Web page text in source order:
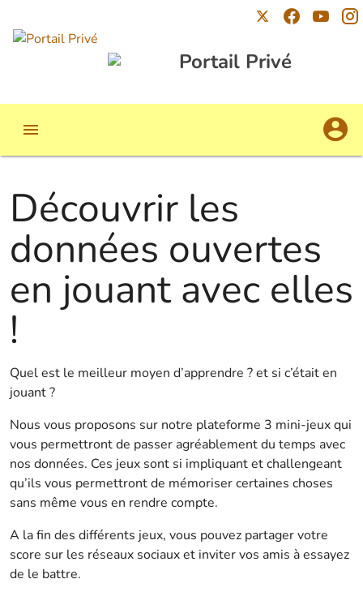
Portail Privé
Découvrir les
données ouvertes
en jouant avec elles
!
Quel est le meilleur moyen d’apprendre ? et si c’était en
jouant ?
Nous vous proposons sur notre plateforme 3 mini-jeux qui
vous permettront de passer agréablement du temps avec
nos données. Ces jeux sont si impliquant et challengeant
qu’ils vous permettront de mémoriser certaines choses
sans même vous en rendre compte.
A la fin des différents jeux, vous pouvez partager votre
score sur les réseaux sociaux et inviter vos amis à essayez
de le battre.